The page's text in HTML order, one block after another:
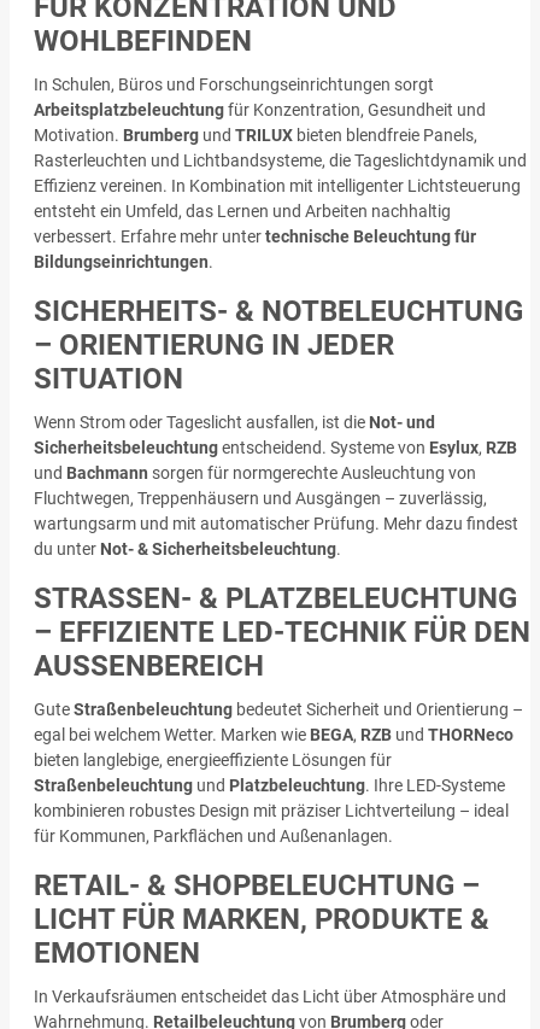
FÜR KONZENTRATION UND
WOHLBEFINDEN
In Schulen, Büros und Forschungseinrichtungen sorgt
Arbeitsplatzbeleuchtungfür Konzentration, Gesundheit und
Motivation. Brumberg und TRILUX bieten blendfreie Panels,
Rasterleuchten und Lichtbandsysteme, die Tageslichtdynamik und
Effizienz vereinen. In Kombination mit intelligenter Lichtsteuerung
entsteht ein Umfeld, das Lernen und Arbeiten nachhaltig
verbessert. Erfahre mehr untertechnische Beleuchtung für
Bildungseinrichtungen.
SICHERHEITS- & NOTBELEUCHTUNG
– ORIENTIERUNG IN JEDER
SITUATION
Wenn Strom oder Tageslicht ausfallen, ist die Not- und
Sicherheitsbeleuchtungentscheidend. Systeme von Esylux, RZB
und Bachmann sorgen für normgerechte Ausleuchtung von
Fluchtwegen, Treppenhäusern und Ausgängen – zuverlässig,
wartungsarm und mit automatischer Prüfung. Mehr dazu findest
du unter Not- & Sicherheitsbeleuchtung.
STRASSEN- & PLATZBELEUCHTUNG –
EFFIZIENTE LED-TECHNIK FÜR DEN A
USSENBEREICH
GuteStraßenbeleuchtung bedeutet Sicherheit und Orientierung –
egal bei welchem Wetter. Marken wie BEGA, RZB und THORNeco
bieten langlebige, energieeffiziente Lösungen für
Straßenbeleuchtung und Platzbeleuchtung. Ihre LED-Systeme
kombinieren robustes Design mit präziser Lichtverteilung – ideal
für Kommunen, Parkflächen und Außenanlagen.
RETAIL- & SHOPBELEUCHTUNG –
LICHT FÜR MARKEN, PRODUKTE &
EMOTIONEN
In Verkaufsräumen entscheidet das Licht über Atmosphäre und
Wahrnehmung. Retailbeleuchtungvon Brumbergoder